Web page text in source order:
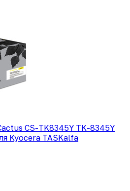
CS-TK8345Y TK-8345Y
Kyocera TASKalfa